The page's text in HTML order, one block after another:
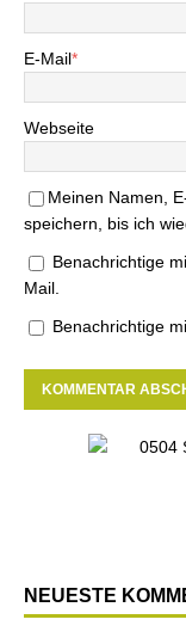
E-Mail*
Webseite
Meinen Namen,
speichern, bis ich
Benachrichtige
Mail.
Benachrichtige
NEUESTE